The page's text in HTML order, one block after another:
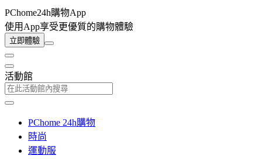
PChome24h購物App
使用App享受更優質的購物體驗
立即體驗
活動館
PChome 24h購物
時尚
運動服